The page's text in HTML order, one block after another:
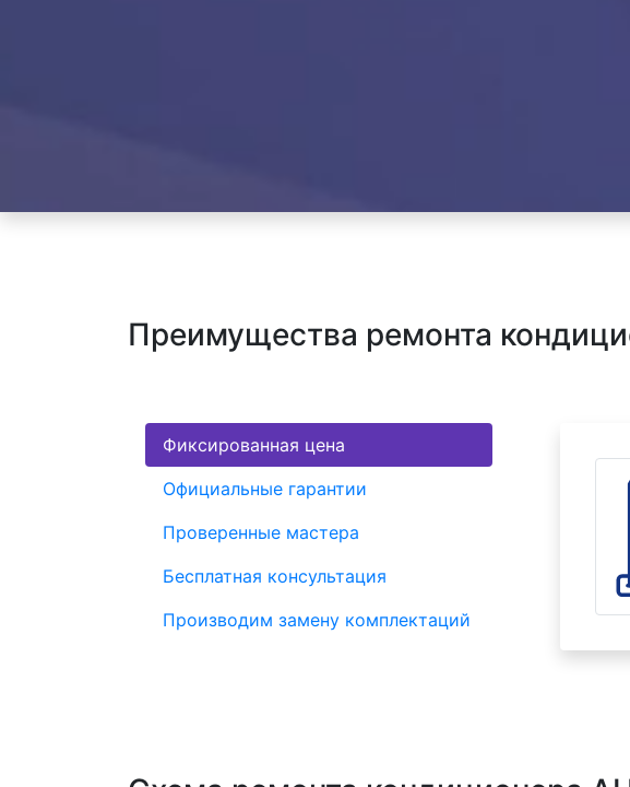
Преимущества ремонта
Фиксированная цена
Официальные гарантии
Проверенные мастера
Бесплатная консультация
Производим замену комплектаций